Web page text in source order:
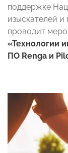
поддержке
изыскателей
проводит
«Технологии
ПО Renga и